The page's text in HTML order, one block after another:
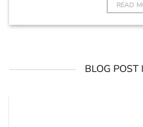
READ
BLOG POST